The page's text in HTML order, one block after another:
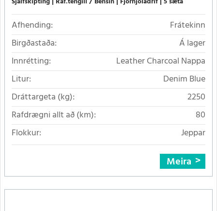
Afhending:
Frátekinn
Birgðastaða:
Á lager
Innrétting:
Leather Charcoal Nappa
Litur:
Denim Blue
Dráttargeta (kg):
2250
Rafdrægni allt að (km):
80
Flokkur:
Jeppar
Meira